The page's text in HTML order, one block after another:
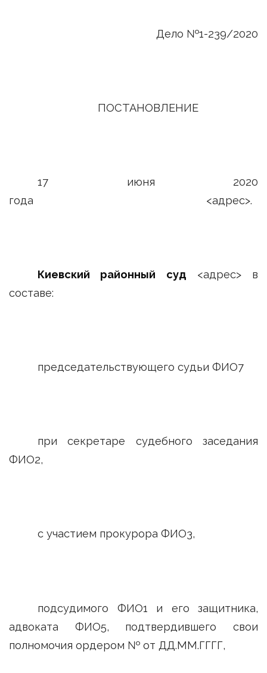
Дело №1-239/2020
ПОСТАНОВЛЕНИЕ
17 июня 2020
года <адрес>.
Киевский районный суд <адрес> в
составе:
председательствующего судьи ФИО7
при секретаре судебного заседания
ФИО2,
с участием прокурора ФИО3,
подсудимого ФИО1 и его защитника,
адвоката ФИО5, подтвердившего свои
полномочия ордером № от ДД.ММ.ГГГГ,